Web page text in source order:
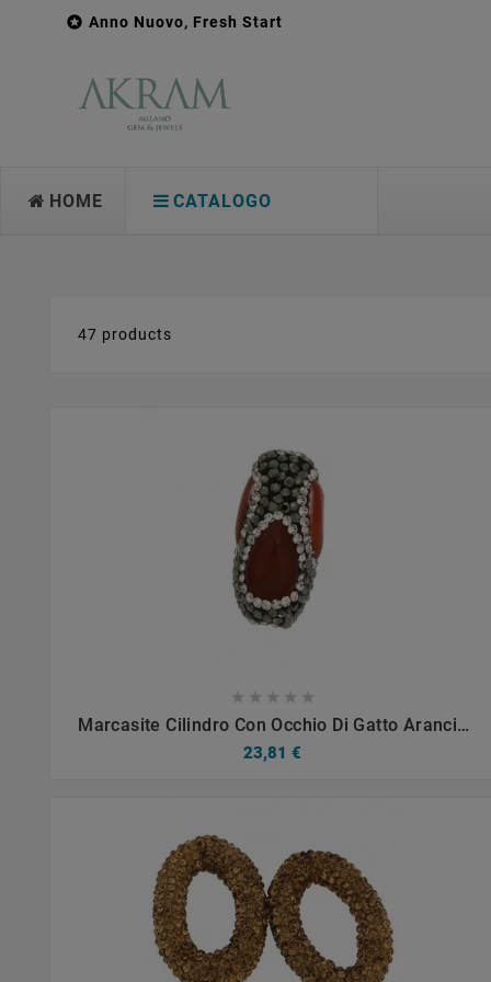
 Anno Nuovo, Fresh Start
HOME CATALOGO
47 products
    
Marcasite Cilindro Con Occhio Di Gatto Arancio
15x28mm 1pz
23,81 €